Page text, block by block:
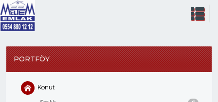
PORTFÖY
Konut